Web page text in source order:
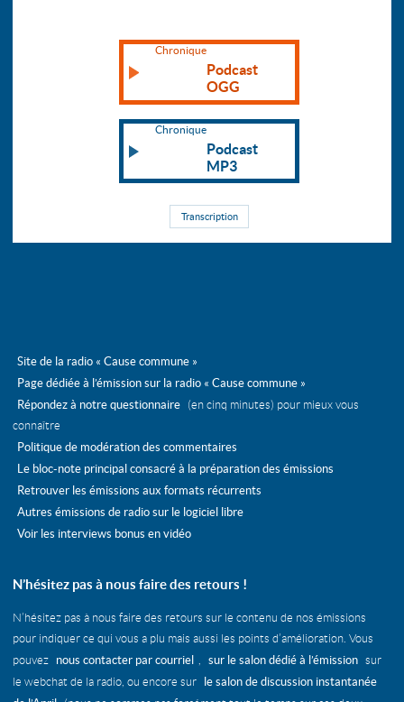
Chronique
Podcast
OGG
Chronique
Podcast
MP3
Transcription
Site de la radio « Cause commune »
Page dédiée à l’émission sur la radio « Cause commune »
Répondez à notre questionnaire
(en cinq minutes) pour mieux vous
connaître
Politique de modération des commentaires
Le bloc-note principal consacré à la préparation des émissions
Retrouver les émissions aux formats récurrents
Autres émissions de radio sur le logiciel libre
Voir les interviews bonus en vidéo
N’hésitez pas à nous faire des retours !
N’hésitez pas à nous faire des retours sur le contenu de nos émissions
pour indiquer ce qui vous a plu mais aussi les points d’amélioration. Vous
pouvez
nous contacter par courriel , sur le salon dédié à l’émission sur
le webchat de la radio, ou encore sur
le salon de discussion instantanée